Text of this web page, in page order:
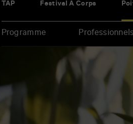
TAP Festival À Corps
Programme Professionnels
mots